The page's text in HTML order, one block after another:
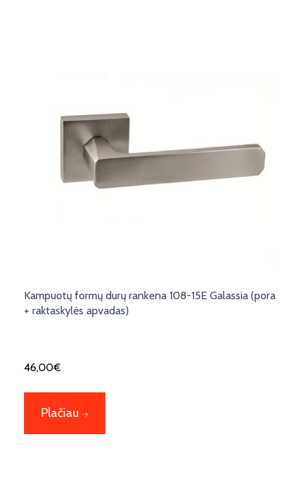
Kampuotų formų durų rankena 108-15E Galassia (pora
+ raktaskylės apvadas)
46,00€
Plačiau